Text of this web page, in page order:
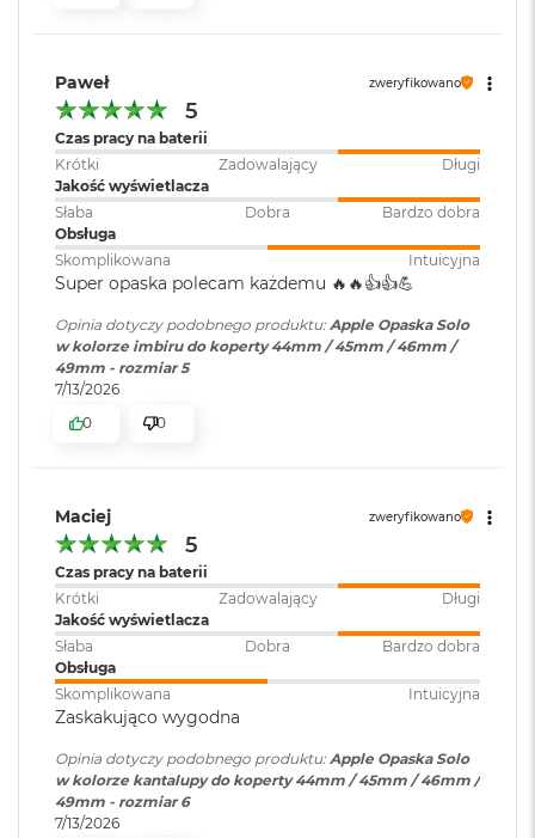
r
ś
M
a
c
B
o
o
k
A
i
r
K
s
y
o
w
a
P
o
ś
w
i
a
t
a
M
a
c
Paweł zweryfikowano
5
Czas pracy na baterii
Krótki
Zadowalający
Długi
Jakość wyświetlacza
Słaba
Dobra
Bardzo dobra
Obsługa
Skomplikowana
Intuicyjna
Super opaska polecam każdemu 🔥🔥👍️👍️💪
Opinia dotyczy podobnego produktu: Apple Opaska Solo
w kolorze imbiru do koperty 44mm / 45mm / 46mm /
49mm - rozmiar 5
7/13/2026
0
0
Maciej zweryfikowano
5
Czas pracy na baterii
Krótki
Zadowalający
Długi
Jakość wyświetlacza
Słaba
Dobra
Bardzo dobra
Obsługa
Skomplikowana
Intuicyjna
Zaskakująco wygodna
Opinia dotyczy podobnego produktu: Apple Opaska Solo
w kolorze kantalupy do koperty 44mm / 45mm / 46mm /
49mm - rozmiar 6
7/13/2026